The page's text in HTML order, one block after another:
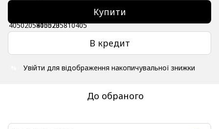
Купити
В кредит
Увійти для відображення накопичувальної знижки
До обраного